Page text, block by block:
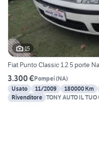
15
Fiat Punto Classic 1.2 5 porte
3.300 €Pompei(NA)
Usato
11/2009 180000 Km
Rivenditore TONY AUTO IL